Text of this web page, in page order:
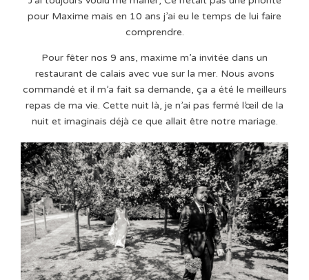
pour Maxime mais en 10 ans j’ai eu le temps de lui faire
comprendre.
Pour fêter nos 9 ans, maxime m’a invitée dans un
restaurant de calais avec vue sur la mer. Nous avons
commandé et il m’a fait sa demande, ça a été le meilleurs
repas de ma vie. Cette nuit là, je n’ai pas fermé l’œil de la
nuit et imaginais déjà ce que allait être notre mariage.